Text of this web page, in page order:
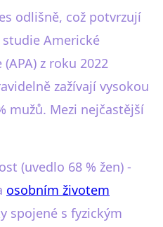
odlišně, což potvrzují
Americké
z roku 2022
zažívají vysokou
mužů. Mezi nejčastější
(uvedlo 68 % žen) -
osobním životem
spojené s fyzickým